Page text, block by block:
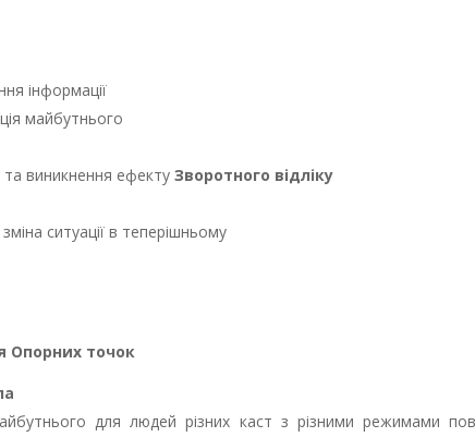
інформації
майбутнього
та виникнення ефектуЗворотного відліку
ситуації в теперішньому
Опорних точок
для людей різних каст з різними режимами